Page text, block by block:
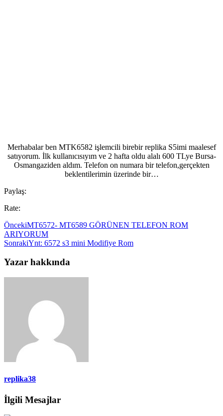
Merhabalar ben MTK6582 işlemcili birebir replika S5imi maalesef
satıyorum. İlk kullanıcısıyım ve 2 hafta oldu alalı 600 TLye Bursa-
Osmangaziden aldım. Telefon on numara bir telefon,gerçekten
beklentilerimin üzerinde bir…
Paylaş:
Rate:
ÖncekiMT6572- MT6589 GÖRÜNEN TELEFON ROM
ARIYORUM
SonrakiYnt: 6572 s3 mini Modifiye Rom
Yazar hakkında
replika38
İlgili Mesajlar